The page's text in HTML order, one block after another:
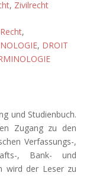
, Zivilrecht
,
, DROIT
und Studienbuch.
Zugang zu den
Verfassungs-,
, Bank- und
wird der Leser zu